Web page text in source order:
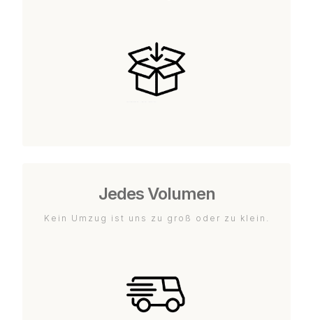
Jedes Volumen
Kein Umzug ist uns zu groß oder zu klein.